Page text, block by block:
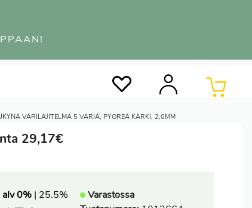
VÄRILAJITELMA 5 VÄRIÄ, PYÖREÄ KÄRKI, 2,0MM
29,17€
alv 0% | 25.5%
Varastossa